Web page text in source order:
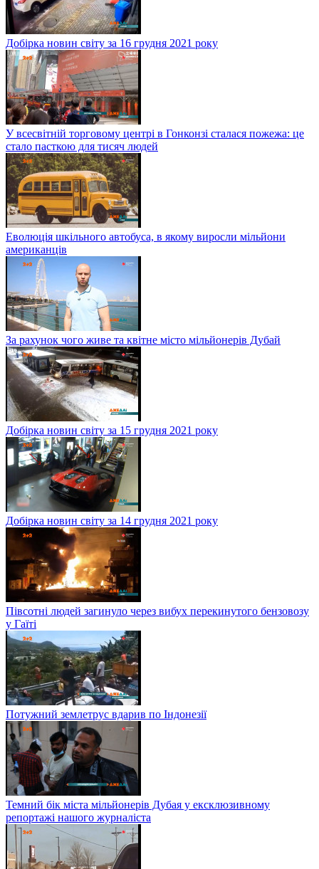
Добірка новин світу за 16 грудня 2021 року
У всесвітній торговому центрі в Гонконзі сталася пожежа: це
стало пасткою для тисяч людей
Еволюція шкільного автобуса, в якому виросли мільйони
американців
За рахунок чого живе та квітне місто мільйонерів Дубай
Добірка новин світу за 15 грудня 2021 року
Добірка новин світу за 14 грудня 2021 року
Півсотні людей загинуло через вибух перекинутого бензовозу
у Гаїті
Потужний землетрус вдарив по Індонезії
Темний бік міста мільйонерів Дубая у ексклюзивному
репортажі нашого журналіста